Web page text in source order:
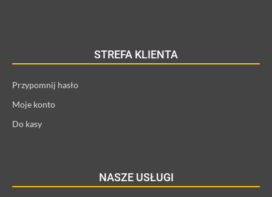
STREFA KLIENTA
Przypomnij hasło
Moje konto
Do kasy
NASZE USŁUGI